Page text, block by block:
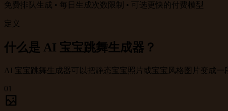
免费排队生成 • 每日生成次数限制 • 可选更快的付费模型
定义
什么是 AI 宝宝跳舞生成器？
AI 宝宝跳舞生成器可以把静态宝宝照片或宝宝风格图片变成一
01